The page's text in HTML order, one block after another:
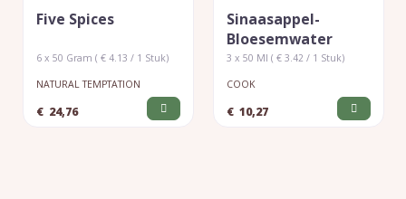
Five Spices
6 x 50 Gram ( € 4.13 / 1 Stuk)
NATURAL TEMPTATION
€ 24,76
Sinaasappel-
Bloesemwater
3 x 50 Ml ( € 3.42 / 1 Stuk)
COOK
€ 10,27